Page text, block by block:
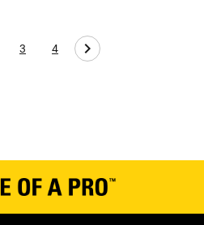
sidaPage
3
Page
4